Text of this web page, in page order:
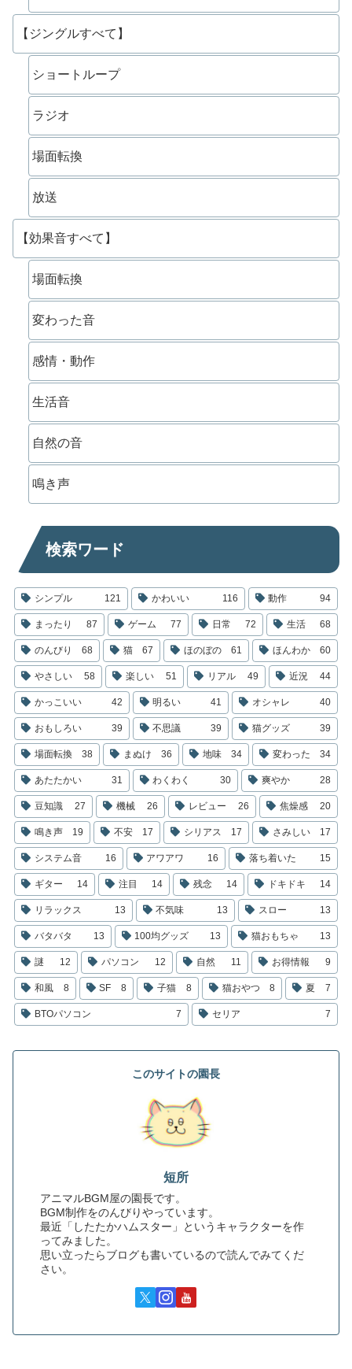
【ジングルすべて】
ショートループ
ラジオ
場面転換
放送
【効果音すべて】
場面転換
変わった音
感情・動作
生活音
自然の音
鳴き声
検索ワード
シンプル 121 かわいい 116 動作 94
まったり 87 ゲーム 77 日常 72 生活 68
のんびり 68 猫 67 ほのぼの 61 ほんわか 60
やさしい 58 楽しい 51 リアル 49 近況 44
かっこいい 42 明るい 41 オシャレ 40
おもしろい 39 不思議 39 猫グッズ 39
場面転換 38 まぬけ 36 地味 34 変わった 34
あたたかい 31 わくわく 30 爽やか 28
豆知識 27 機械 26 レビュー 26 焦燥感 20
鳴き声 19 不安 17 シリアス 17 さみしい 17
システム音 16 アワアワ 16 落ち着いた 15
ギター 14 注目 14 残念 14 ドキドキ 14
リラックス 13 不気味 13 スロー 13
バタバタ 13 100均グッズ 13 猫おもちゃ 13
謎 12 パソコン 12 自然 11 お得情報 9
和風 8 SF 8 子猫 8 猫おやつ 8 夏 7
BTOパソコン 7 セリア 7
このサイトの園長
短所
アニマルBGM屋の園長です。
BGM制作をのんびりやっています。
最近「したたかハムスター」というキャラクターを作
ってみました。
思い立ったらブログも書いているので読んでみてくだ
さい。